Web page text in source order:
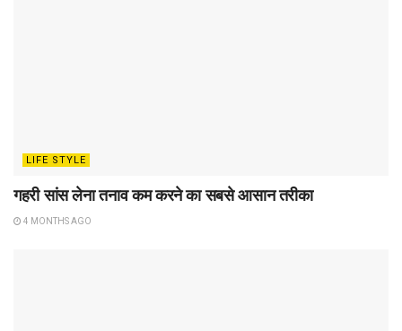
LIFE STYLE
गहरी सांस लेना तनाव कम करने का सबसे आसान तरीका
4 MONTHS AGO